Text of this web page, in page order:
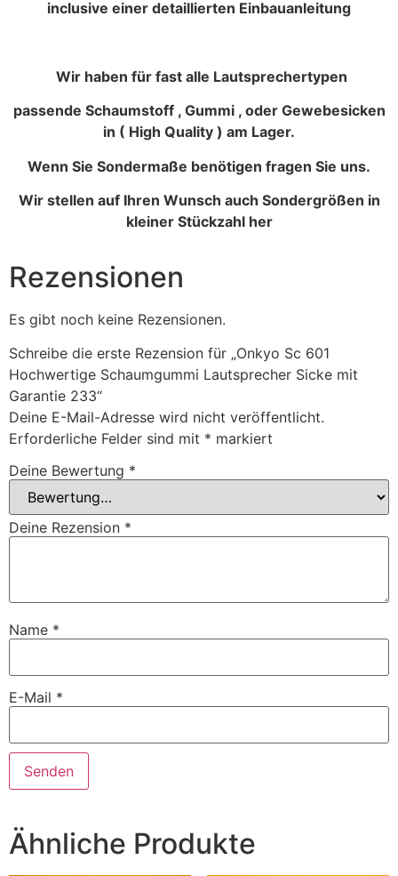
inclusive einer detaillierten Einbauanleitung
Wir haben für fast alle Lautsprechertypen
passende Schaumstoff , Gummi , oder Gewebesicken
in ( High Quality ) am Lager.
Wenn Sie Sondermaße benötigen fragen Sie uns.
Wir stellen auf Ihren Wunsch auch Sondergrößen in
kleiner Stückzahl her
Rezensionen
Es gibt noch keine Rezensionen.
Schreibe die erste Rezension für „Onkyo Sc 601
Hochwertige Schaumgummi Lautsprecher Sicke mit
Garantie 233“
Deine E-Mail-Adresse wird nicht veröffentlicht.
Erforderliche Felder sind mit * markiert
Deine Bewertung *
Deine Rezension *
Name *
E-Mail *
Ähnliche Produkte